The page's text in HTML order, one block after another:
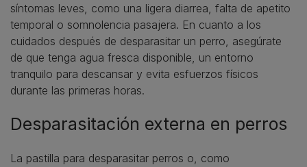
síntomas leves, como una ligera diarrea, falta de apetito
temporal o somnolencia pasajera. En cuanto a los
cuidados después de desparasitar un perro, asegúrate
de que tenga agua fresca disponible, un entorno
tranquilo para descansar y evita esfuerzos físicos
durante las primeras horas.
Desparasitación externa en perros
La pastilla para desparasitar perros o, como